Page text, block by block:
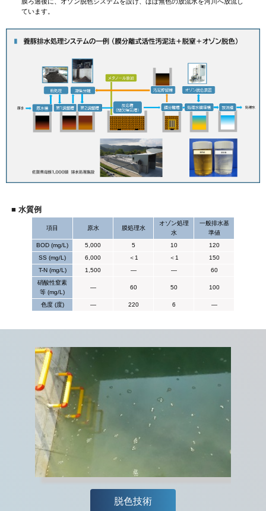
ています。
■ 水質例
項目 原水 膜処理水
オゾン処理
水
一般排水基
準値
BOD (mg/L)
5,000 5 10
120
SS (mg/L)
6,000 ＜1 ＜1
150
T-N (mg/L)
1,500 — —
60
硝酸性窒素
等 (mg/L)
— 60 50 100
色度 (度) — 220 6 —
脱色技術